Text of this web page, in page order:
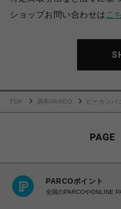
ショップお問い合わせは こ
TOP 調布PARCO ビーカンパ
PARCOポイント
全国のPARCOやONLINE